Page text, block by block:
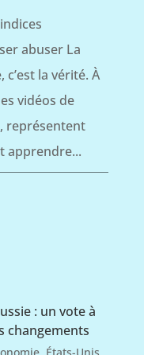
abuser La
la vérité. À
vidéos de
représentent
apprendre...
: un vote à
changements